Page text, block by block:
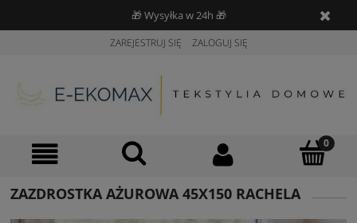
🎁 Wysyłka w 24h 🎁
ZAREJESTRUJ SIĘ ZALOGUJ SIĘ
ZAZDROSTKA AŻUROWA 45X150 RACHELA